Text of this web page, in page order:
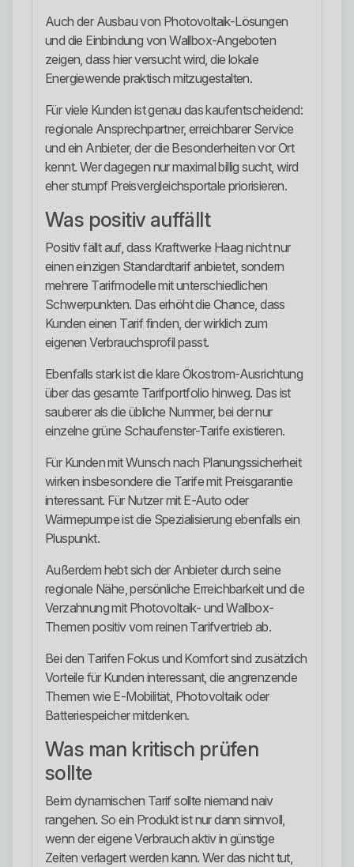
Auch der Ausbau von Photovoltaik-Lösungen
und die Einbindung von Wallbox-Angeboten
zeigen, dass hier versucht wird, die lokale
Energiewende praktisch mitzugestalten.
Für viele Kunden ist genau das kaufentscheidend:
regionale Ansprechpartner, erreichbarer Service
und ein Anbieter, der die Besonderheiten vor Ort
kennt. Wer dagegen nur maximal billig sucht, wird
eher stumpf Preisvergleichsportale priorisieren.
Was positiv auffällt
Positiv fällt auf, dass Kraftwerke Haag nicht nur
einen einzigen Standardtarif anbietet, sondern
mehrere Tarifmodelle mit unterschiedlichen
Schwerpunkten. Das erhöht die Chance, dass
Kunden einen Tarif finden, der wirklich zum
eigenen Verbrauchsprofil passt.
Ebenfalls stark ist die klare Ökostrom-Ausrichtung
über das gesamte Tarifportfolio hinweg. Das ist
sauberer als die übliche Nummer, bei der nur
einzelne grüne Schaufenster-Tarife existieren.
Für Kunden mit Wunsch nach Planungssicherheit
wirken insbesondere die Tarife mit Preisgarantie
interessant. Für Nutzer mit E-Auto oder
Wärmepumpe ist die Spezialisierung ebenfalls ein
Pluspunkt.
Außerdem hebt sich der Anbieter durch seine
regionale Nähe, persönliche Erreichbarkeit und die
Verzahnung mit Photovoltaik- und Wallbox-
Themen positiv vom reinen Tarifvertrieb ab.
Bei den Tarifen Fokus und Komfort sind zusätzlich
Vorteile für Kunden interessant, die angrenzende
Themen wie E-Mobilität, Photovoltaik oder
Batteriespeicher mitdenken.
Was man kritisch prüfen
sollte
Beim dynamischen Tarif sollte niemand naiv
rangehen. So ein Produkt ist nur dann sinnvoll,
wenn der eigene Verbrauch aktiv in günstige
Zeiten verlagert werden kann. Wer das nicht tut,